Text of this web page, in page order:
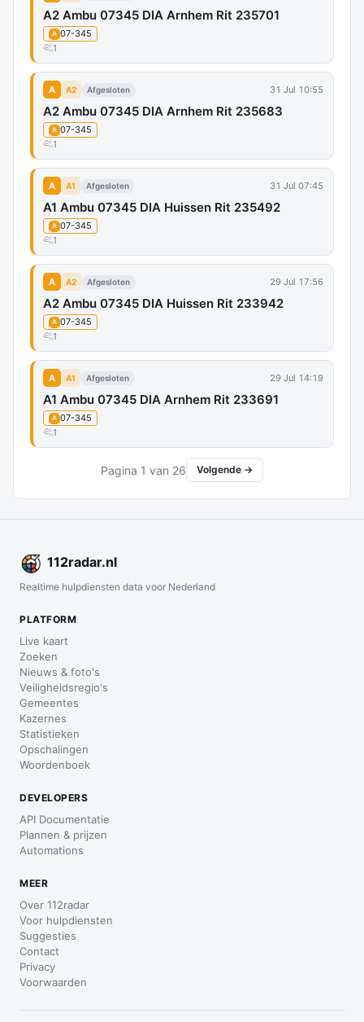
A2 Ambu 07345 DIA Arnhem Rit 235701
A 07-345
1
A A2 Afgesloten 31 Jul 10:55
A2 Ambu 07345 DIA Arnhem Rit 235683
A 07-345
1
A A1 Afgesloten 31 Jul 07:45
A1 Ambu 07345 DIA Huissen Rit 235492
A 07-345
1
A A2 Afgesloten 29 Jul 17:56
A2 Ambu 07345 DIA Huissen Rit 233942
A 07-345
1
A A1 Afgesloten 29 Jul 14:19
A1 Ambu 07345 DIA Arnhem Rit 233691
A 07-345
1
Pagina 1 van 26 Volgende →
112radar.nl
Realtime hulpdiensten data voor Nederland
PLATFORM
Live kaart
Zoeken
Nieuws & foto's
Veiligheidsregio's
Gemeentes
Kazernes
Statistieken
Opschalingen
Woordenboek
DEVELOPERS
API Documentatie
Plannen & prijzen
Automations
MEER
Over 112radar
Voor hulpdiensten
Suggesties
Contact
Privacy
Voorwaarden